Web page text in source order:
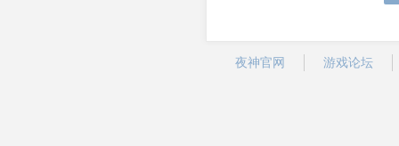
夜神官网 游戏论坛